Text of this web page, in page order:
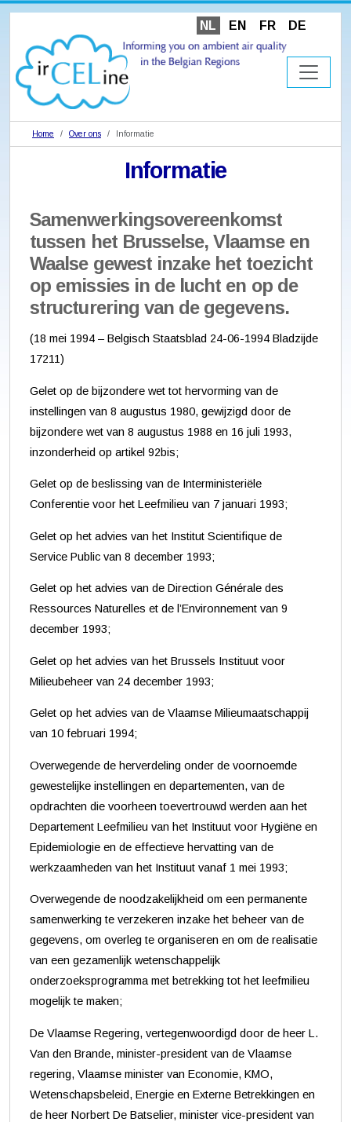
NL EN FR DE
Home Over ons Informatie
Informatie
Samenwerkingsovereenkomst
tussen het Brusselse, Vlaamse en
Waalse gewest inzake het toezicht
op emissies in de lucht en op de
structurering van de gegevens.
(18 mei 1994 – Belgisch Staatsblad 24-06-1994 Bladzijde
17211)
Gelet op de bijzondere wet tot hervorming van de
instellingen van 8 augustus 1980, gewijzigd door de
bijzondere wet van 8 augustus 1988 en 16 juli 1993,
inzonderheid op artikel 92bis;
Gelet op de beslissing van de Interministeriële
Conferentie voor het Leefmilieu van 7 januari 1993;
Gelet op het advies van het Institut Scientifique de
Service Public van 8 december 1993;
Gelet op het advies van de Direction Générale des
Ressources Naturelles et de l’Environnement van 9
december 1993;
Gelet op het advies van het Brussels Instituut voor
Milieubeheer van 24 december 1993;
Gelet op het advies van de Vlaamse Milieumaatschappij
van 10 februari 1994;
Overwegende de herverdeling onder de voornoemde
gewestelijke instellingen en departementen, van de
opdrachten die voorheen toevertrouwd werden aan het
Departement Leefmilieu van het Instituut voor Hygiëne en
Epidemiologie en de effectieve hervatting van de
werkzaamheden van het Instituut vanaf 1 mei 1993;
Overwegende de noodzakelijkheid om een permanente
samenwerking te verzekeren inzake het beheer van de
gegevens, om overleg te organiseren en om de realisatie
van een gezamenlijk wetenschappelijk
onderzoeksprogramma met betrekking tot het leefmilieu
mogelijk te maken;
De Vlaamse Regering, vertegenwoordigd door de heer L.
Van den Brande, minister-president van de Vlaamse
regering, Vlaamse minister van Economie, KMO,
Wetenschapsbeleid, Energie en Externe Betrekkingen en
de heer Norbert De Batselier, minister vice-president van